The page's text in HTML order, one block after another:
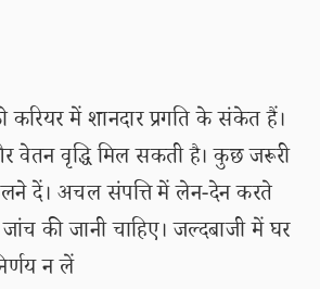
करियर में शानदार प्रगति के संकेत हैं।
वेतन वृद्धि मिल सकती है। कुछ जरूरी
दें। अचल संपत्ति में लेन-देन करते
की जानी चाहिए। जल्दबाजी में घर
न लें